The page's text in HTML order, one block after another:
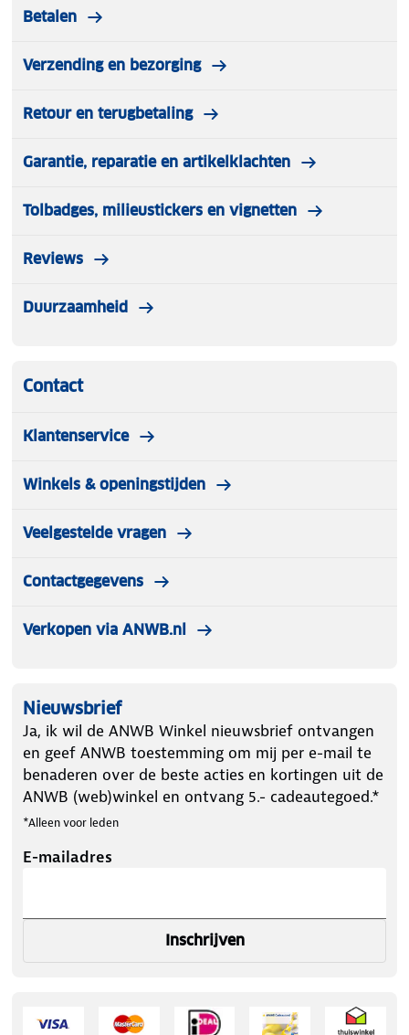
Betalen
Verzending en bezorging
Retour en terugbetaling
Garantie, reparatie en artikelklachten
Tolbadges, milieustickers en vignetten
Reviews
Duurzaamheid
Contact
Klantenservice
Winkels & openingstijden
Veelgestelde vragen
Contactgegevens
Verkopen via ANWB.nl
Nieuwsbrief
Ja, ik wil de ANWB Winkel nieuwsbrief ontvangen
en geef ANWB toestemming om mij per e-mail te
benaderen over de beste acties en kortingen uit de
ANWB (web)winkel en ontvang 5.- cadeautegoed.*
*Alleen voor leden
E-mailadres
Inschrijven